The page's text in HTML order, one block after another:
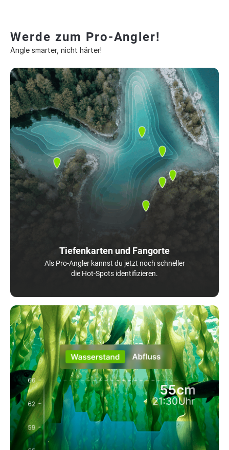
Werde zum Pro-Angler!
Angle smarter, nicht härter!
Tiefenkarten und Fangorte
Als Pro-Angler kannst du jetzt noch schneller
die Hot-Spots identifizieren.